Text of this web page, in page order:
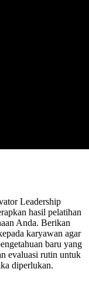
Leadership
hasil pelatihan
Anda. Berikan
karyawan agar
baru yang
evaluasi rutin untuk
diperlukan.